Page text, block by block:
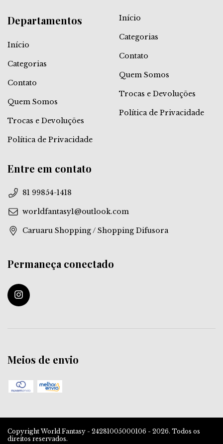
Departamentos
Início
Categorias
Contato
Quem Somos
Trocas e Devoluções
Política de Privacidade
Início
Categorias
Contato
Quem Somos
Trocas e Devoluções
Política de Privacidade
Entre em contato
81 99854-1418
worldfantasy1@outlook.com
Caruaru Shopping / Shopping Difusora
Permaneça conectado
Meios de envio
Copyright World Fantasy - 24281005000106 - 2026. Todos os
direitos reservados.